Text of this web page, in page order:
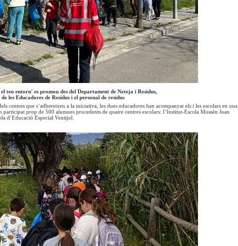
teu entorn' es promou des del Departament de Neteja i Residus,
les Educadores de Residus i el personal de residus
centres que s’adhereixen a la iniciativa, les dues educadores han acompanyat els i les escolars en una
prop de 500 alumnes procedents de quatre centres escolars: l’Institut-Escola Mossèn Joan
d’Educació Especial Ventijol.